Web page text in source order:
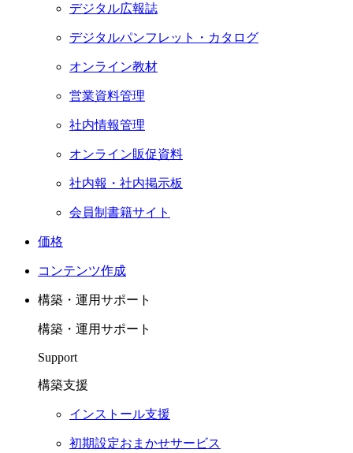
デジタル広報誌
デジタルパンフレット・カタログ
オンライン教材
営業資料管理
社内情報管理
オンライン販促資料
社内報・社内掲示板
会員制書籍サイト
価格
コンテンツ作成
構築・運用サポート
構築・運用サポート
Support
構築支援
インストール支援
初期設定おまかせサービス